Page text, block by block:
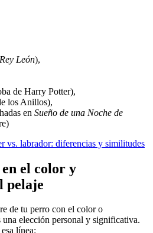
León),
de Harry Potter),
los Anillos),
en Sueño de una Noche de
vs. labrador: diferencias y similitudes
en el color y
pelaje
de tu perro con el color o
una elección personal y significativa.
línea: